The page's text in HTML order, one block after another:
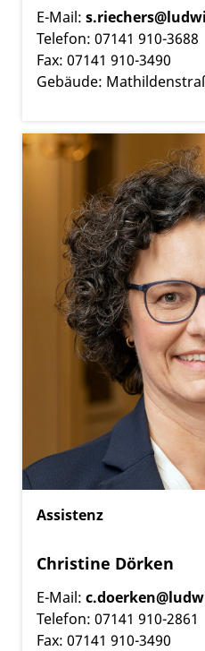
E-Mail:
Telefon: 07141 910-3688
Fax: 07141 910-3490
Gebäude:
Assistenz
Christine Dörken
E-Mail:
Telefon: 07141 910-2861
Fax: 07141 910-3490